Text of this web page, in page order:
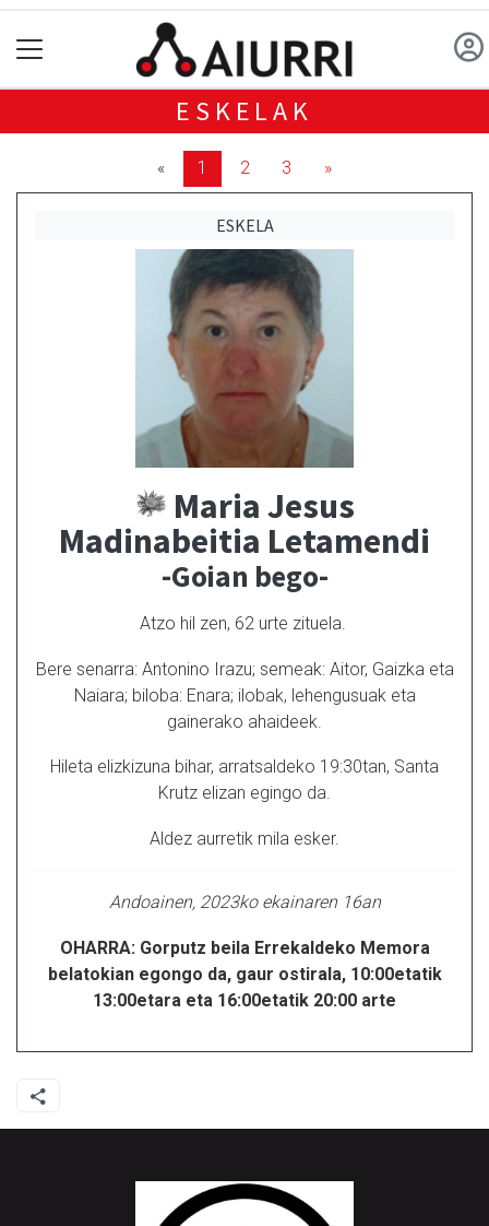
ESKELAK
« 1 2 3 »
ESKELA
Maria Jesus
Madinabeitia Letamendi
-Goian bego-
Atzo hil zen, 62 urte zituela.
Bere senarra: Antonino Irazu; semeak: Aitor, Gaizka eta
Naiara; biloba: Enara; ilobak, lehengusuak eta
gainerako ahaideek.
Hileta elizkizuna bihar, arratsaldeko 19:30tan, Santa
Krutz elizan egingo da.
Aldez aurretik mila esker.
Andoainen, 2023ko ekainaren 16an
OHARRA: Gorputz beila Errekaldeko Memora
belatokian egongo da, gaur ostirala, 10:00etatik
13:00etara eta 16:00etatik 20:00 arte